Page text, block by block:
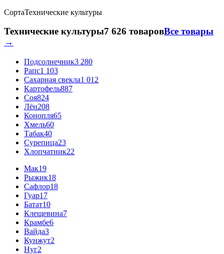
СортаТехнические культуры
Технические культуры7 626 товаровВсе товары
→
Подсолнечник3 280
Рапс1 103
Сахарная свекла1 012
Картофель887
Соя824
Лён208
Конопля65
Хмель60
Табак40
Сурепица23
Хлопчатник22
Мак19
Рыжик18
Сафлор18
Гуар17
Батат10
Клещевина7
Крамбе6
Вайда3
Кунжут2
Нуг2